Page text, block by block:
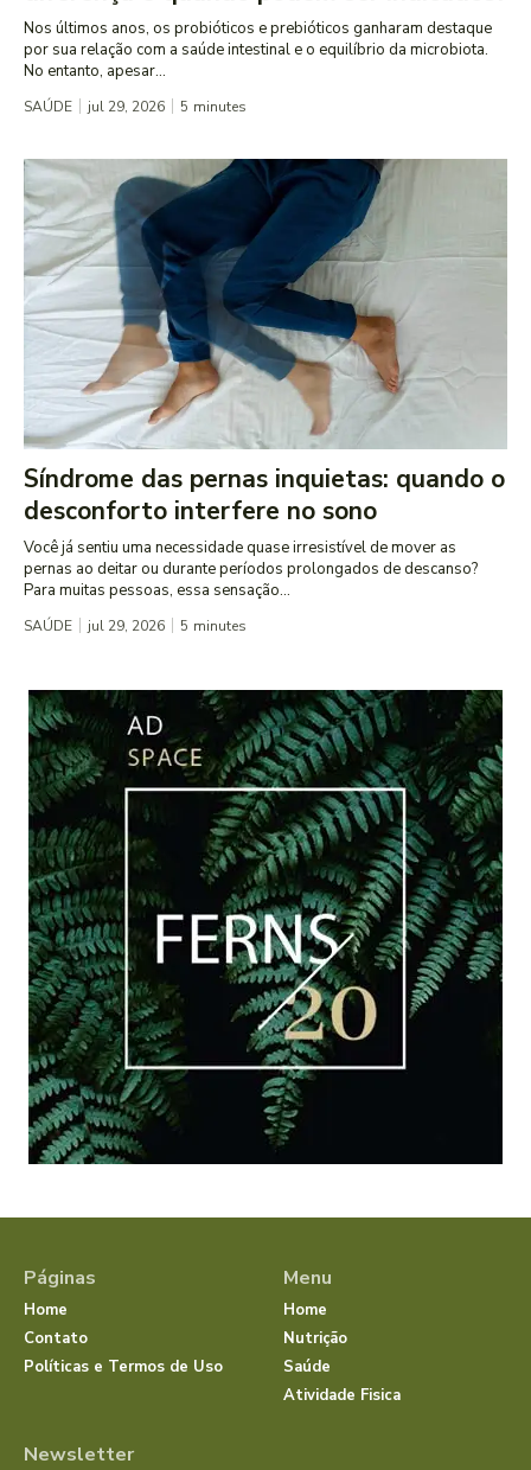
Nos últimos anos, os probióticos e prebióticos ganharam destaque
por sua relação com a saúde intestinal e o equilíbrio da microbiota.
No entanto, apesar...
SAÚDE jul 29, 2026 5 minutes
Síndrome das pernas inquietas: quando o
desconforto interfere no sono
Você já sentiu uma necessidade quase irresistível de mover as
pernas ao deitar ou durante períodos prolongados de descanso?
Para muitas pessoas, essa sensação...
SAÚDE jul 29, 2026 5 minutes
Páginas
Home
Contato
Políticas e Termos de Uso
Menu
Home
Nutrição
Saúde
Atividade Fisica
Newsletter